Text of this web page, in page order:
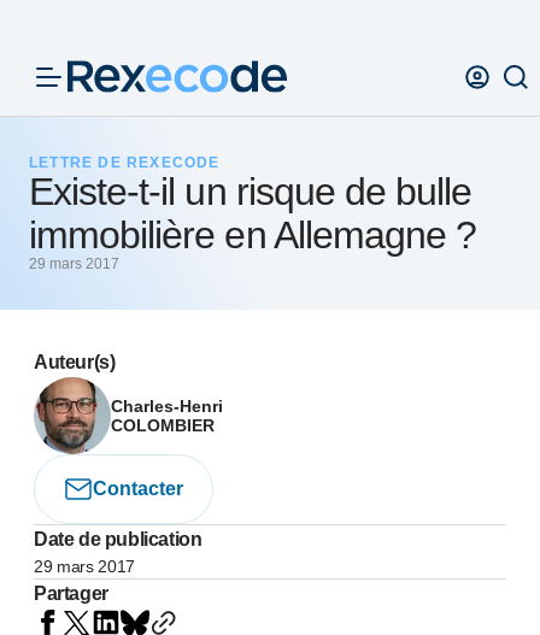
LETTRE DE REXECODE
Existe-t-il un risque de bulle
immobilière en Allemagne ?
29 mars 2017
Auteur(s)
Charles-Henri
COLOMBIER
Contacter
Date de publication
29 mars 2017
Partager